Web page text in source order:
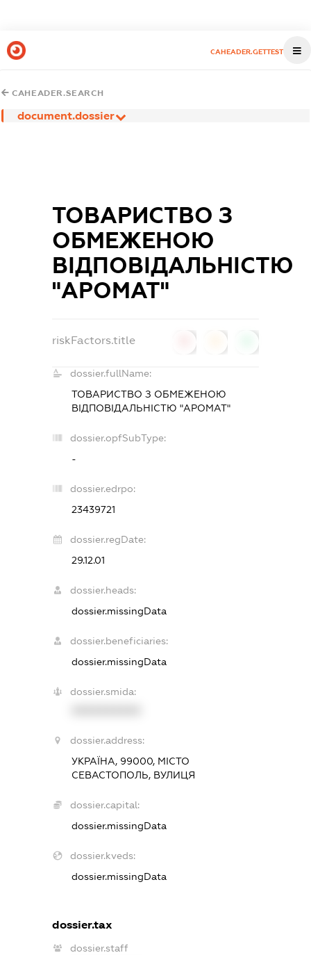
CAHEADER.GETTEST
CAHEADER.SEARCH
document.dossier
ТОВАРИСТВО З
ОБМЕЖЕНОЮ
ВІДПОВІДАЛЬНІСТЮ
"АРОМАТ"
riskFactors.title
dossier.fullName:
ТОВАРИСТВО З ОБМЕЖЕНОЮ
ВІДПОВІДАЛЬНІСТЮ "АРОМАТ"
dossier.opfSubType:
-
dossier.edrpo:
23439721
dossier.regDate:
29.12.01
dossier.heads:
dossier.missingData
dossier.beneficiaries:
dossier.missingData
dossier.smida:
dossier.address:
УКРАЇНА, 99000, МІСТО
СЕВАСТОПОЛЬ, ВУЛИЦЯ
dossier.capital:
dossier.missingData
dossier.kveds:
dossier.missingData
dossier.tax
dossier.staff